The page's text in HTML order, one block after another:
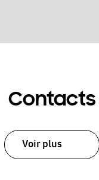
Contacts
Voir plus